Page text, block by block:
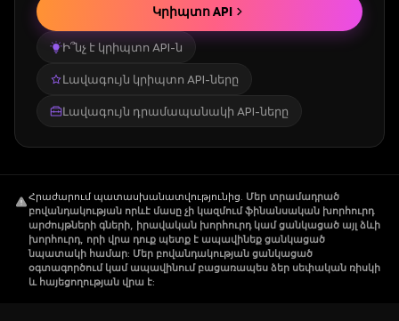
Ի՞նչ է կրիպտո API-ն
Լավագույն կրիպտո API-ները
Լավագույն դրամապանակի API-ները
Կրիպտո API
Հրաժարում պատասխանատվությունից. Մեր տրամադրած
բովանդակության որևէ մասը չի կազմում ֆինանսական խորհուրդ
արժույթների գների, իրավական խորհուրդ կամ ցանկացած այլ ձևի
խորհուրդ, որի վրա դուք պետք է ապավինեք ցանկացած
նպատակի համար: Մեր բովանդակության ցանկացած
օգտագործում կամ ապավինում բացառապես ձեր սեփական ռիսկի
և հայեցողության վրա է: